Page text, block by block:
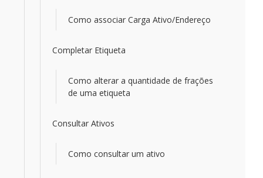
Como associar Carga Ativo/Endereço
Completar Etiqueta
Como alterar a quantidade de frações
de uma etiqueta
Consultar Ativos
Como consultar um ativo